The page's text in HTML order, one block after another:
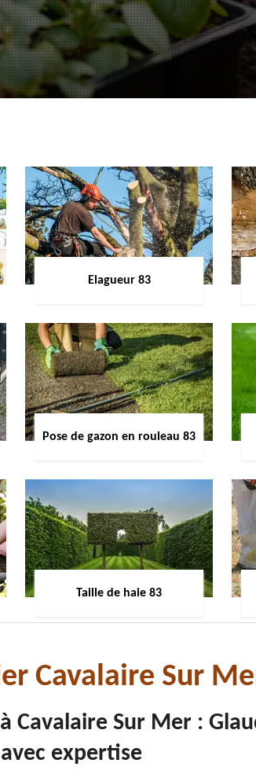
Elagueur 83
Pose de gazon en rouleau 83
Taille de haie 83
Cavalaire Sur
Cavalaire Sur Mer :
expertise